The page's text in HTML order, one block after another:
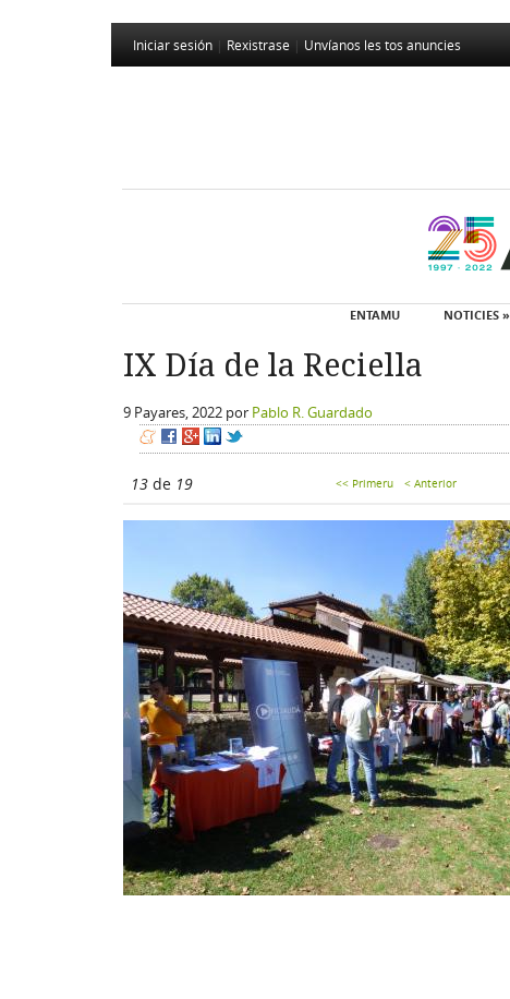
Iniciar sesión Rexistrase Unvíanos les tos anuncies
ENTAMU NOTICIES »
IX Día de la Reciella
9 Payares, 2022 por Pablo R. Guardado
13 de 19 << Primeru < Anterior